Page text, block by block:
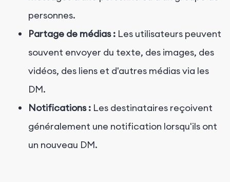
personnes.
Partage de médias : Les utilisateurs peuvent
souvent envoyer du texte, des images, des
vidéos, des liens et d'autres médias via les
DM.
Notifications : Les destinataires reçoivent
généralement une notification lorsqu'ils ont
un nouveau DM.